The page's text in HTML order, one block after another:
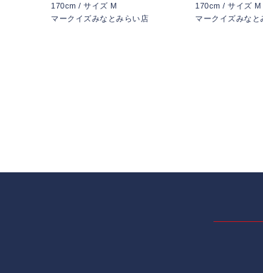
170cm / サイズ M
マークイズみなとみらい店
170cm / サイズ M
マークイズみなと